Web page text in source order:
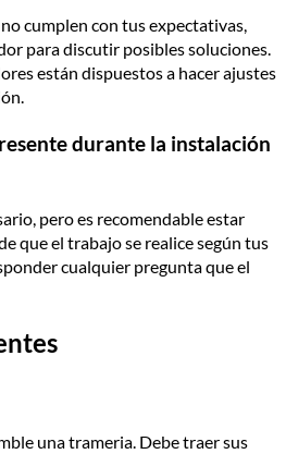
cumplen con tus expectativas,
para discutir posibles soluciones.
están dispuestos a hacer ajustes
durante la instalación
pero es recomendable estar
que el trabajo se realice según tus
cualquier pregunta que el
una trameria. Debe traer sus